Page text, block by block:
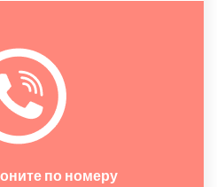
по номеру